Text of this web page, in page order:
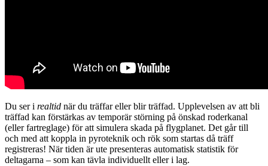
Du ser i realtid när du träffar eller blir träffad. Upplevelsen av att bli
träffad kan förstärkas av temporär störning på önskad roderkanal
(eller fartreglage) för att simulera skada på flygplanet. Det går till
och med att koppla in pyroteknik och rök som startas då träff
registreras! När tiden är ute presenteras automatisk statistik för
deltagarna – som kan tävla individuellt eller i lag.